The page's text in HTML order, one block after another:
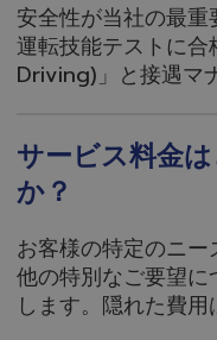
安全性が当社の最重
運転技能テストに
Driving)」と接遇マ
サービス料金
か？
お客様の特定のニ
他の特別なご要望
します。隠れた費